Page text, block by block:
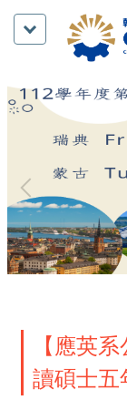
【應英
讀碩士五